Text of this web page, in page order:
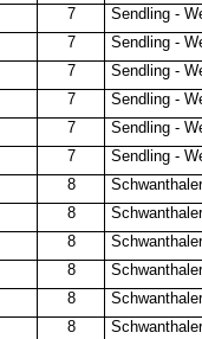
7
Sendling -
7
Sendling -
7
Sendling -
7
Sendling -
7
Sendling -
7
Sendling -
8
8
8
8
8
8